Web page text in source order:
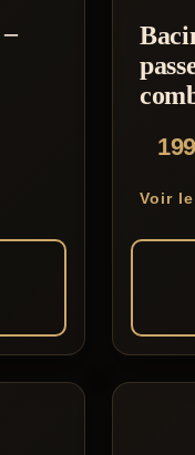
Voir
produit